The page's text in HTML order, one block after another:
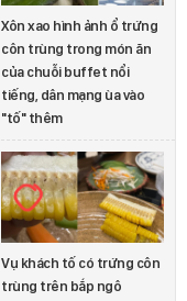
Xôn xao hình ảnh ổ trứng
côn trùng trong món ăn
của chuỗi buffet nổi
tiếng, dân mạng ùa vào
"tố" thêm
Vụ khách tố có trứng côn
trùng trên bắp ngô